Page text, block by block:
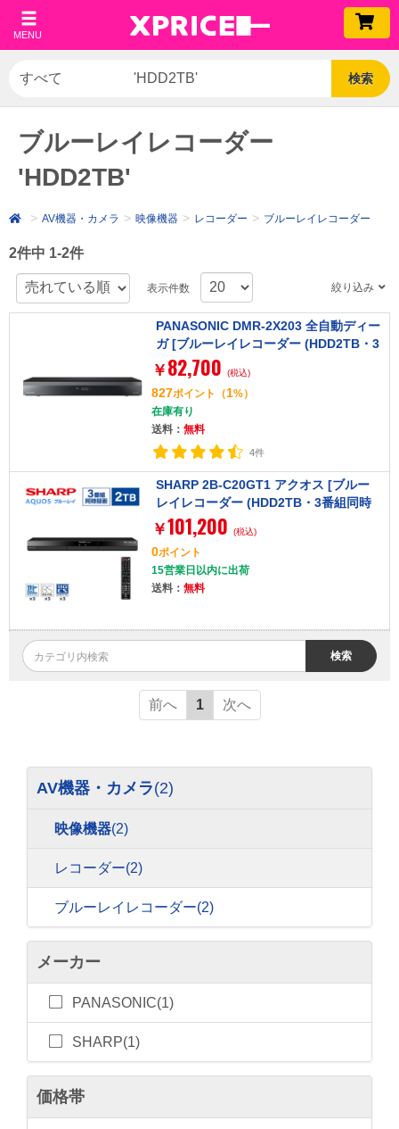
MENU
検索
ブルーレイレコーダー
'HDD2TB'
AV機器・カメラ 映像機器 レコーダー ブルーレイレコーダー
2件中 1-2件
表示件数 絞り込み
PANASONIC DMR-2X203 全自動ディー
ガ [ブルーレイレコーダー (HDD2TB・3
番組同時録画) 全録機能搭載]
￥ 82,700 (税込)
827ポイント （1%）
在庫有り
送料： 無料
4件
SHARP 2B-C20GT1 アクオス [ブルー
レイレコーダー (HDD2TB・3番組同時
録画)]
￥101,200 (税込)
0ポイント
15営業日以内に出荷
送料： 無料
検索
前へ 1 次へ
AV機器・カメラ(2)
映像機器(2)
レコーダー(2)
ブルーレイレコーダー(2)
メーカー
PANASONIC(1)
SHARP(1)
価格帯